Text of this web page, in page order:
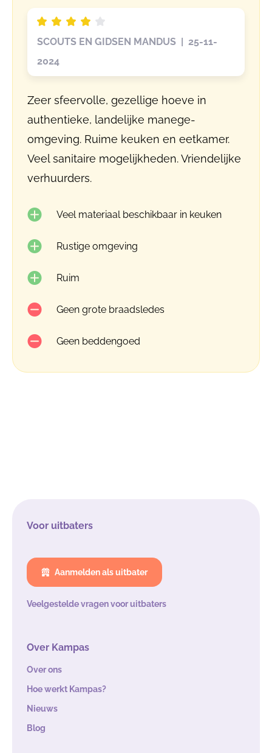
SCOUTS EN GIDSEN MANDUS | 25-11-
2024
Zeer sfeervolle, gezellige hoeve in
authentieke, landelijke manege-
omgeving. Ruime keuken en eetkamer.
Veel sanitaire mogelijkheden. Vriendelijke
verhuurders.
Veel materiaal beschikbaar in keuken
Rustige omgeving
Ruim
Geen grote braadsledes
Geen beddengoed
Voor uitbaters
Aanmelden als uitbater
Veelgestelde vragen voor uitbaters
Over Kampas
Over ons
Hoe werkt Kampas?
Nieuws
Blog